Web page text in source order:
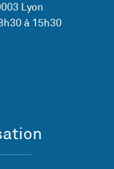
Lyon
à 15h30